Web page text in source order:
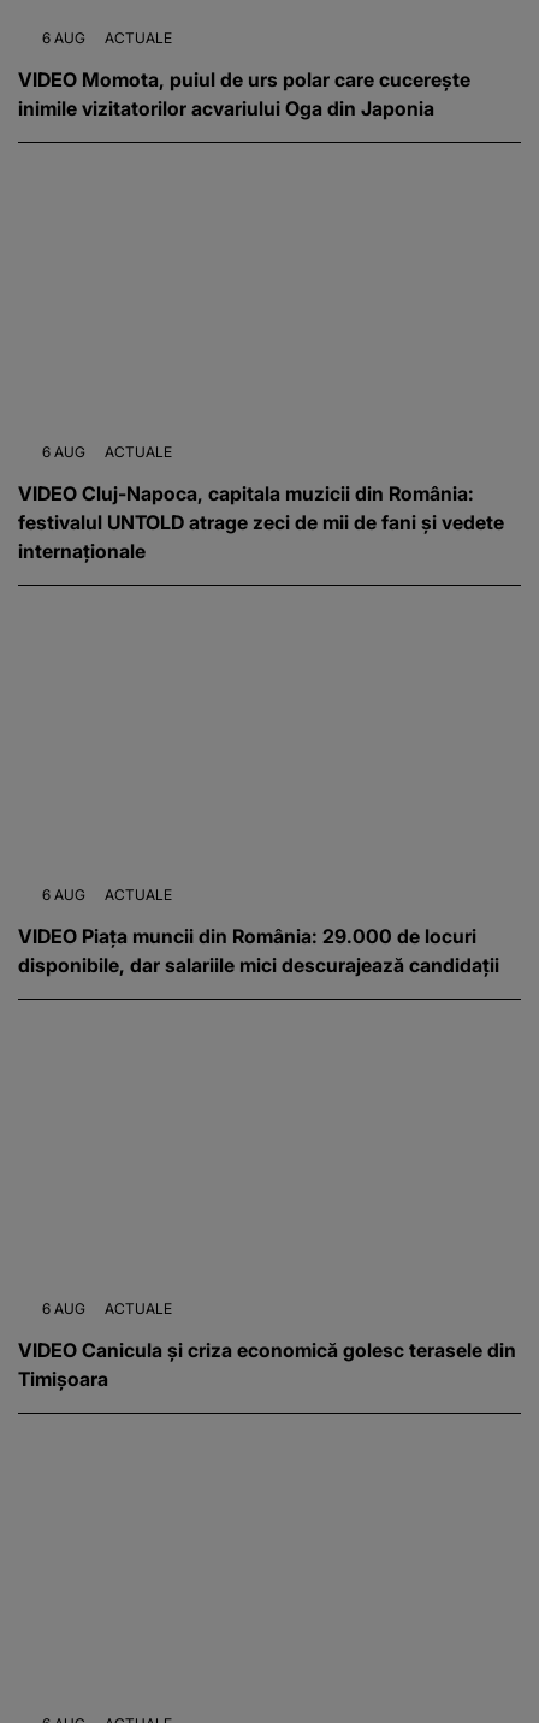
6 AUG ACTUALE
VIDEO Momota, puiul de urs polar care cucerește
inimile vizitatorilor acvariului Oga din Japonia
6 AUG ACTUALE
VIDEO Cluj-Napoca, capitala muzicii din România:
festivalul UNTOLD atrage zeci de mii de fani și vedete
internaționale
6 AUG ACTUALE
VIDEO Piața muncii din România: 29.000 de locuri
disponibile, dar salariile mici descurajează candidații
6 AUG ACTUALE
VIDEO Canicula și criza economică golesc terasele din
Timișoara